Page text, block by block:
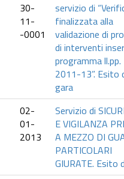
30-
11-
-0001
servizio di
finalizzata alla
validazione di
di interventi
programma ll.pp.
2011-13”. Esito
gara
02-
01-
2013
Servizio di
E VIGILANZA
A MEZZO DI
PARTICOLARI
GIURATE. Esito